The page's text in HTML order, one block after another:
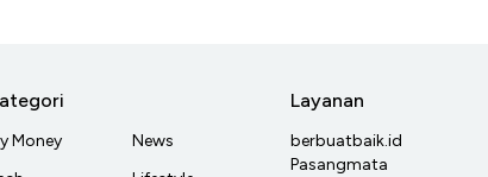
Money
News
Layanan
berbuatbaik.id
Pasangmata